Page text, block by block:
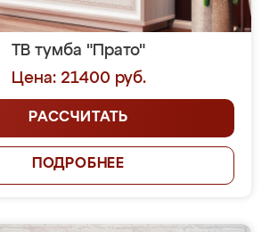
ТВ тумба "Прато"
Цена: 21400 руб.
РАССЧИТАТЬ
ПОДРОБНЕЕ